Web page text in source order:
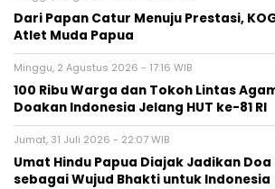
Dari Papan Catur Menuju Prestasi,
Atlet Muda Papua
Minggu, 2 Agustus 2026 - 17:16 WIB
100 Ribu Warga dan Tokoh Lintas
Doakan Indonesia Jelang HUT ke-81 RI
Jumat, 31 Juli 2026 - 22:07 WIB
Umat Hindu Papua Diajak Jadikan
sebagai Wujud Bhakti untuk Indonesia